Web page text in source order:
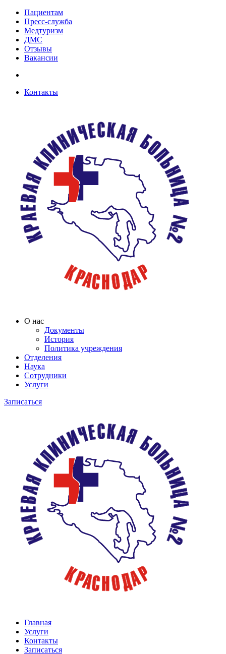
Пациентам
Пресс-служба
Медтуризм
ДМС
Отзывы
Вакансии
Контакты
О нас
Документы
История
Политика учреждения
Отделения
Наука
Сотрудники
Услуги
Записаться
Главная
Услуги
Контакты
Записаться